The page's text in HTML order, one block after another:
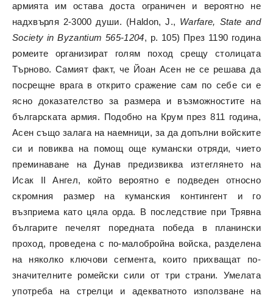
армията им остава доста ограничен и вероятно не
надхвърля 2-3000 души. (Haldon, J., Warfare, State and
Society in Byzantium 565-1204, p. 105) През 1190 година
ромеите организират голям поход срещу столицата
Търново. Самият факт, че Йоан Асен не се решава да
посрещне врага в открито сражение сам по себе си е
ясно доказателство за размера и възможностите на
българската армия. Подобно на Крум през 811 година,
Асен също залага на наемници, за да допълни войските
си и повиква на помощ още кумански отряди, чието
преминаване на Дунав предизвиква изтеглянето на
Исак II Ангел, който вероятно е подведен относно
скромния размер на куманския контингент и го
възприема като цяла орда. В последствие при Трявна
българите печелят поредната победа в планински
проход, проведена с по-малобройна войска, разделена
на няколко ключови сегмента, които прихващат по-
значителните ромейски сили от три страни. Умелата
употреба на стрелци и адекватното използване на